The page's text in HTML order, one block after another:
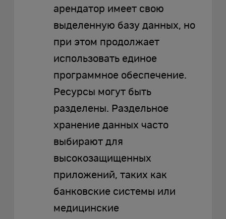
арендатор имеет свою
выделенную базу данных, но
при этом продолжает
использовать единое
программное обеспечение.
Ресурсы могут быть
разделены. Раздельное
хранение данных часто
выбирают для
высокозащищенных
приложений, таких как
банковские системы или
медицинские